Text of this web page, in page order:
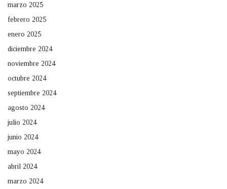
marzo 2025
febrero 2025
enero 2025
diciembre 2024
noviembre 2024
octubre 2024
septiembre 2024
agosto 2024
julio 2024
junio 2024
mayo 2024
abril 2024
marzo 2024